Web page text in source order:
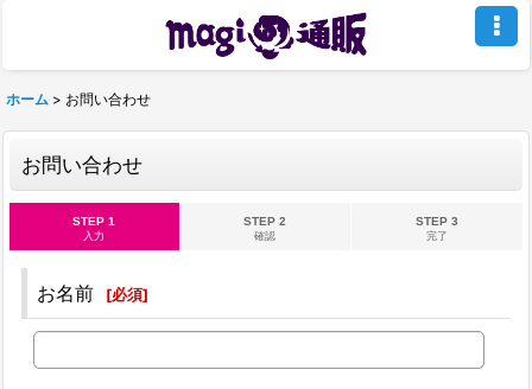
ホーム > お問い合わせ
お問い合わせ
STEP 1
入力
STEP 2
確認
STEP 3
完了
お名前 [必須]